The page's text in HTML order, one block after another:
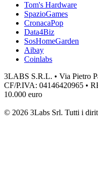
Tom's Hardware
SpazioGames
CronacaPop
Data4Biz
SosHomeGarden
Aibay
Coinlabs
3LABS S.R.L. • Via Pietro
CF/P.IVA: 04146420965 •
10.000 euro
© 2026 3Labs Srl. Tutti i